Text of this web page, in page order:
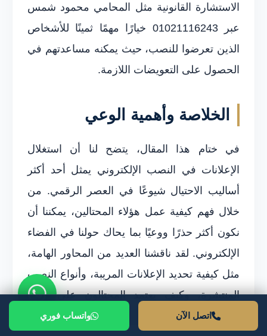
الاستشارة القانونية مثل المحامي محمود شمس
عبر 01021116243 خيارًا مهمًا ثمينًا للأشخاص
الذين تعرضوا للنصب، حيث يمكنه مساعدتهم في
الحصول على التعويضات اللازمة.
الخلاصة وأهمية الوعي
في ختام هذا المقال، يتضح لنا أن استغلال
الإعلانات في النصب الإلكتروني يمثل أحد أكثر
أساليب الاحتيال شيوعًا في العصر الرقمي. من
خلال فهم كيفية عمل هؤلاء المحتالين، يمكننا أن
نكون أكثر حذرًا ووعيًا بما يحاك حولنا في الفضاء
الإلكتروني. لقد ناقشنا العديد من المحاور الهامة،
مثل كيفية تحديد الإعلانات المريبة، وأنواع النصب
المنتشرة، وكيف يعتمد المحتالون على جذب
الانتباه عبر أساليب التكنولوجيا الحديثة.
اتصل الآن واتساب فوري